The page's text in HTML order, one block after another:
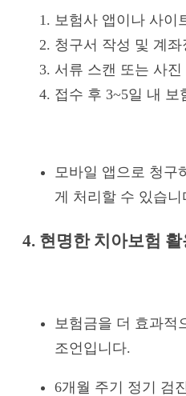
보험사 앱이나 사이
청구서 작성 및 계좌
서류 스캔 또는 사진
접수 후 3~5일 내 보
모바일 앱으로 청구
게 처리할 수 있습니
4. 현명한 치아보험 활
보험금을 더 효과적
조언입니다.
6개월 주기 정기 검